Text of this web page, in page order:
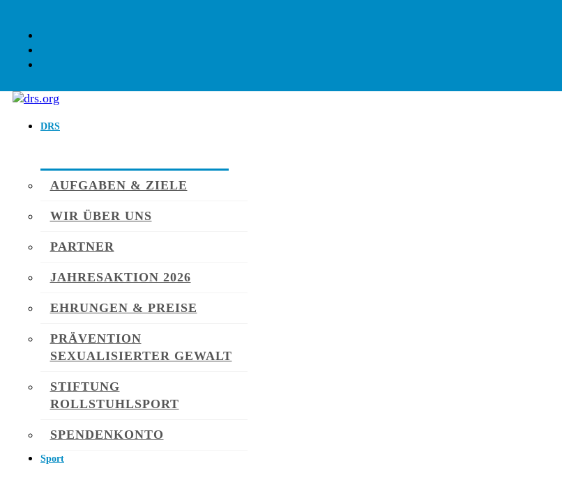
DRS
AUFGABEN & ZIELE
WIR ÜBER UNS
PARTNER
JAHRESAKTION 2026
EHRUNGEN & PREISE
PRÄVENTION
SEXUALISIERTER GEWALT
STIFTUNG
ROLLSTUHLSPORT
SPENDENKONTO
Sport